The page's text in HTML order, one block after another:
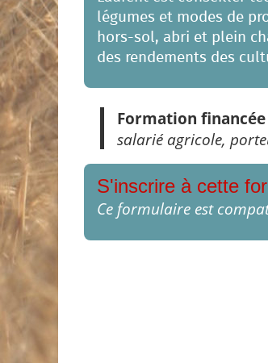
légumes et modes de
hors-sol, abri et plein
des rendements des
Formation financée
salarié agricole,
S'inscrire à cette
Ce formulaire est